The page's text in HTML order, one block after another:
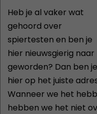
Heb je al vaker wat
gehoord over
spiertesten en ben je
hier nieuwsgierig naar
geworden? Dan ben je
hier op het juiste
Wanneer we het
hebben we het niet